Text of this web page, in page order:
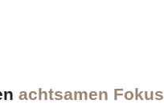
achtsamen Fokus